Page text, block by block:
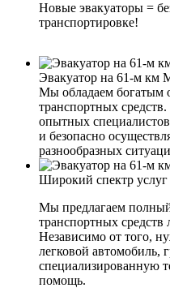
Новые эвакуаторы =
транспортировке!
Эвакуатор на 61-м
Мы обладаем богатым
транспортных
опытных
и безопасно
разнообразных
Широкий спектр услуг
Мы предлагаем
транспортных
Независимо от того,
легковой автомобиль,
специализированную
помощь.